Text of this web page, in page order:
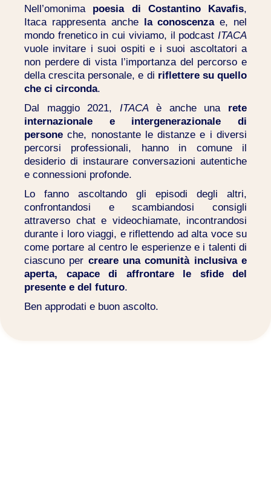
Nell’omonimapoesia di Costantino Kavafis,
Itaca rappresenta anche
la conoscenzae, nel
mondo frenetico in cui viviamo, il podcast ITACA
vuole invitare i suoi ospiti e i suoi ascoltatori a
non perdere di vista l’importanza del percorso e
della crescita personale, e di riflettere su quello
che ci circonda.
Dal maggio 2021, ITACAè anche una rete
internazionale e intergenerazionale di
persone che, nonostante le distanze e i diversi
percorsi professionali, hanno in comune il
desiderio di instaurare conversazioni autentiche
e connessioni profonde.
Lo fanno ascoltando gli episodi degli altri,
confrontandosi e scambiandosi consigli
attraverso chat e videochiamate, incontrandosi
durante i loro viaggi, e riflettendo ad alta voce su
come portare al centro le esperienze e i talenti di
ciascuno per creare una comunità inclusiva e
aperta, capace di affrontare le sfide del
presente e del futuro.
Ben approdati e buon ascolto.